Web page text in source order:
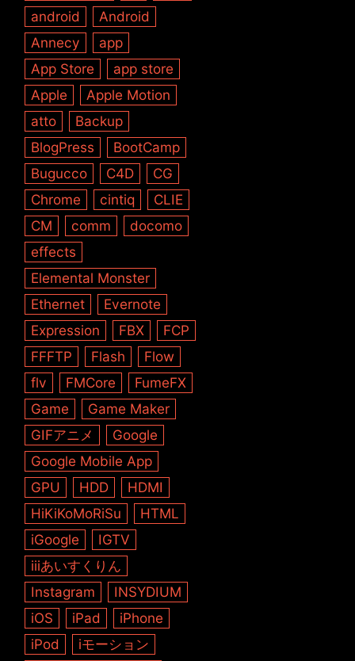
android
Android
Annecy
app
App Store
app store
Apple
Apple Motion
atto
Backup
BlogPress
BootCamp
Bugucco
C4D
CG
Chrome
cintiq
CLIE
CM
comm
docomo
effects
Elemental Monster
Ethernet
Evernote
Expression
FBX
FCP
FFFTP
Flash
Flow
flv
FMCore
FumeFX
Game
Game Maker
GIFアニメ
Google
Google Mobile App
GPU
HDD
HDMI
HiKiKoMoRiSu
HTML
iGoogle
IGTV
iiiあいすくりん
Instagram
INSYDIUM
iOS
iPad
iPhone
iPod
iモーション